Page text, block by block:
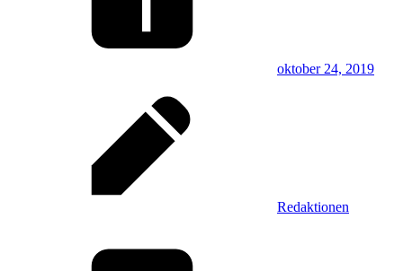
oktober 24, 2019
Redaktionen